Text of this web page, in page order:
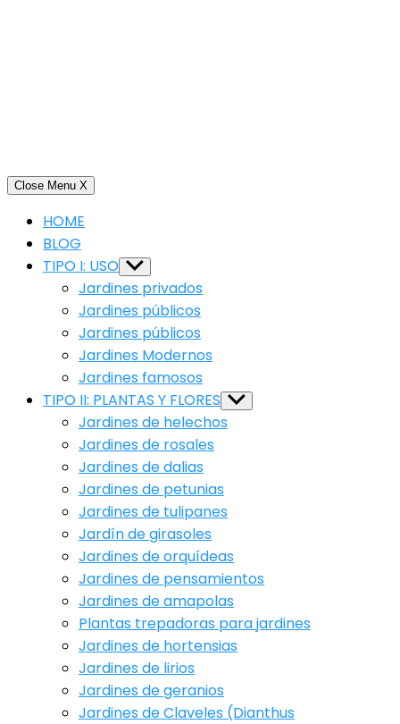
Close Menu X
HOME
BLOG
TIPO I: USO Show
sub
menu
Jardines privados
Jardines públicos
Jardines públicos
Jardines Modernos
Jardines famosos
TIPO II: PLANTAS Y FLORES Show
sub
menu
Jardines de helechos
Jardines de rosales
Jardines de dalias
Jardines de petunias
Jardines de tulipanes
Jardín de girasoles
Jardines de orquídeas
Jardines de pensamientos
Jardines de amapolas
Plantas trepadoras para jardines
Jardines de hortensias
Jardines de lirios
Jardines de geranios
Jardines de Claveles (Dianthus